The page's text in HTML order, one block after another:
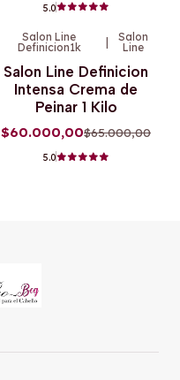
5.0
-8%OFF
Salon Line
Definicion1k
|
Salon
Line
Salon Line Definicion
Intensa Crema de
Peinar 1 Kilo
$60.000,00$65.000,00
5.0